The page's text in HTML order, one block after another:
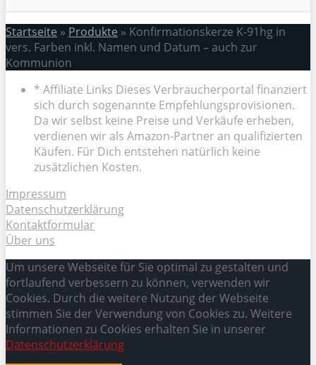
Startseite » Produkte » Konfirmationskerze K-91hg in
vers. Farben inkl. Namen und Datum – auch zur
Kommunion
* Affiliate Links Dieses Verbraucherportal finanziert
sich durch sogenannte Empfehlungsprovisionen.
Da wir selbst keine Preise und Verkäufe erheben,
verdienen wir als Amazon-Partner an qualifizierten
Käufen. Für Dich entstehen natürlich keine
zusätzlichen Kosten.
Impressum
Datenschutzerklärung
Kontaktformular
Über uns
Um unsere Webseite für Sie optimal zu gestalten und
fortlaufend verbessern zu können, verwenden wir
Cookies. Durch die weitere Nutzung der Webseite
stimmen Sie der Verwendung von Cookies zu. Weitere
Informationen zu Cookies erhalten Sie in unserer
Datenschutzerklärung